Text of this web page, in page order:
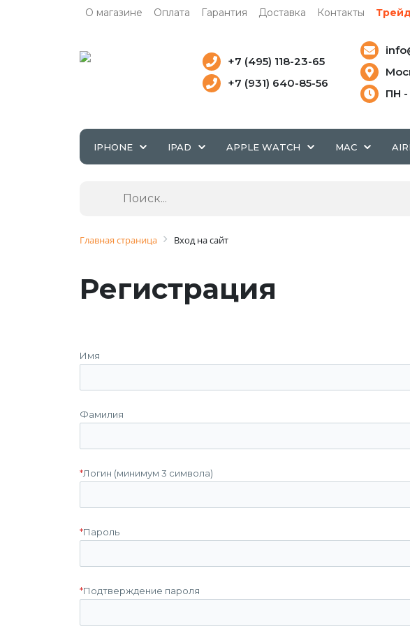
О магазине Оплата Гарантия Доставка Контакты
+7 (495) 118-23-65
+7 (931) 640-85-56
ПН -
IPHONE IPAD APPLE WATCH MAC
Главная страница Вход на сайт
Регистрация
Имя
Фамилия
*Логин (минимум 3 символа)
*Пароль
*Подтверждение пароля